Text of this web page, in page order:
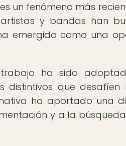
un fenómeno más
y bandas han
emergido como una
ha sido
distintivos que desafíen
ha aportado una
y a la